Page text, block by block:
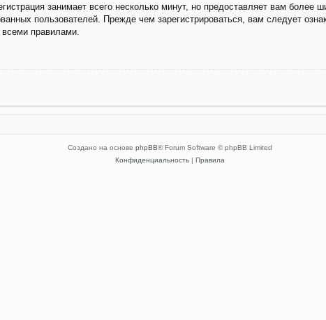
занимает всего несколько минут, но предоставляет вам более
пользователей. Прежде чем зарегистрироваться, вам следует
правилами.
Создано на основе phpBB® Forum Software © phpBB Limited
Конфиденциальность| Правила